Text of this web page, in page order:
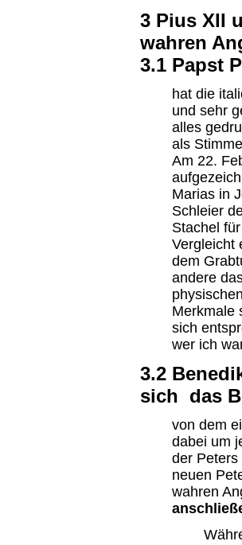
3 Pius XII
wahren
3.1 Papst
hat die
und sehr
alles
als
Am 22.
Marias in
Schleier
Stachel
Vergleicht
dem
andere
Merkmale
sich
wer ich
3.2
sich das
von dem
dabei um
der
neuen
wahren